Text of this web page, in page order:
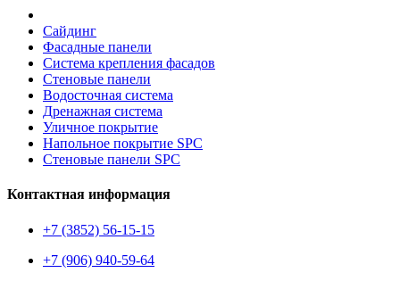
Сайдинг
Фасадные панели
Система крепления фасадов
Стеновые панели
Водосточная система
Дренажная система
Уличное покрытие
Напольное покрытие SPC
Стеновые панели SPC
Контактная информация
+7 (3852) 56-15-15
+7 (906) 940-59-64